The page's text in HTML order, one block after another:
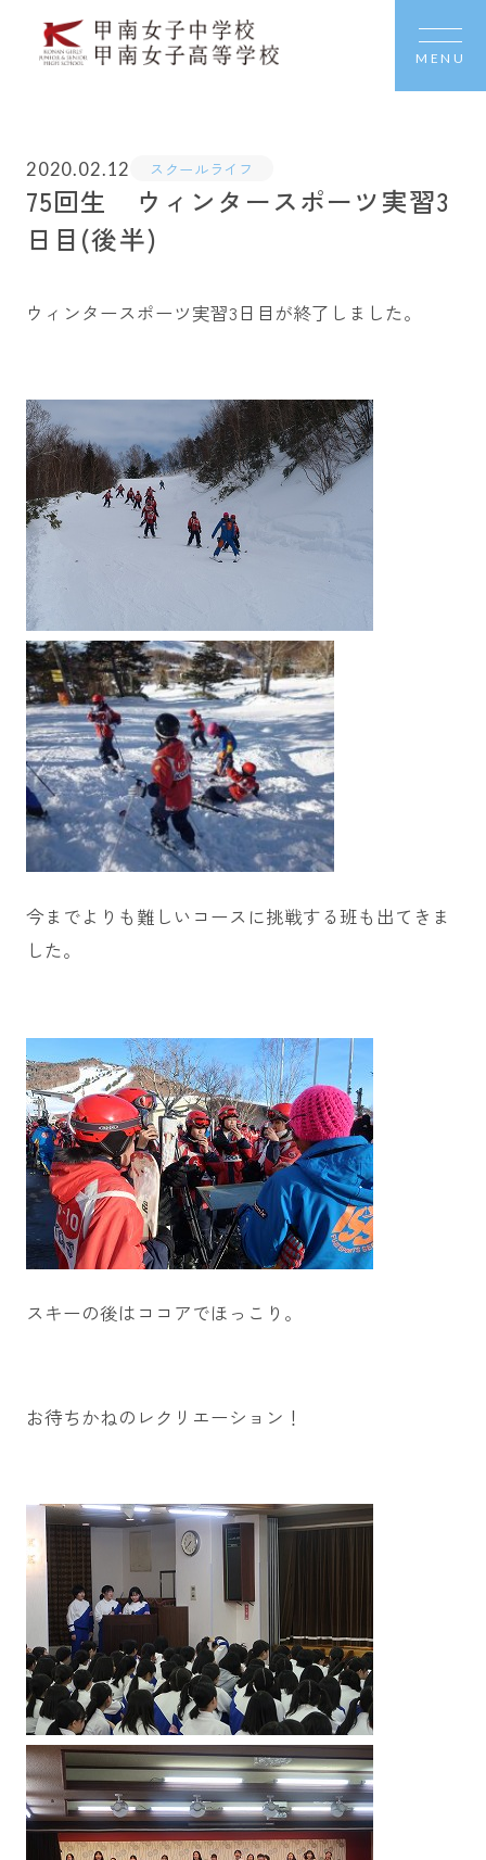
MENU
2020.02.12 スクールライフ
75回生 ウィンタースポーツ実習3
日目(後半)
ウィンタースポーツ実習3日目が終了しました。
今までよりも難しいコースに挑戦する班も出てきま
した。
スキーの後はココアでほっこり。
お待ちかねのレクリエーション！